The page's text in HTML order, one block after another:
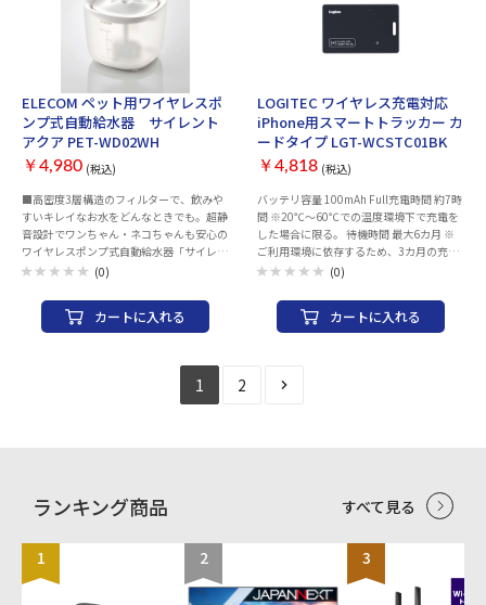
ELECOM ペット用ワイヤレスポ
ンプ式自動給水器 サイレント
アクア PET-WD02WH
￥4,980 (税込)
■高密度3層構造のフィルターで、飲みや
すいキレイなお水をどんなときでも。超静
音設計でワンちゃん・ネコちゃんも安心の
ワイヤレスポンプ式自動給水器「サイレン
トアクア」です。 ■水タンクと給電ベース
を持ち上げるだけでスムーズにお水の補充
ができ、置くだけで簡単に給電できます。
お手入れの際も水濡れによるケーブルの故
が水タンクに接触しない構造で振動音を抑
え、近距離でも9dB、2m以上離れた場所
では6dB以下の超静音設計を実現。ほとん
蝶のはばたく音程度といわれています。
(0)
カートに入れる
LOGITEC ワイヤレス充電対応
iPhone用スマートトラッカー カ
ードタイプ LGT-WCSTC01BK
￥4,818 (税込)
バッテリ容量 100mAh Full充電時間 約7時
間 ※20℃～60℃での温度環境下で充電を
した場合に限る。 待機時間 最大6カ月 ※
ご利用環境に依存するため、3カ月の充電
を推奨します。 繰り返し充電回数 最高300
Qi2規格のワイヤレス充電器に対応してお
ります。 ※本製品にワイヤレス充電器は同
梱しておりません。 アラーム音量 約60dB
湿度 20%～80%（ただし、結露なきこ
ブラック 保証期間 1年間 環境配慮事項 EU
RoHS指令準拠（10物質）
(0)
カートに入れる
1 2
ランキング商品 すべて見る
1 2 3